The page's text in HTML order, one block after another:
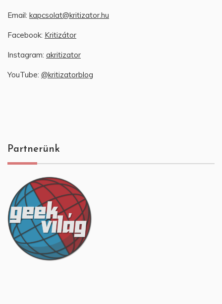
Email: kapcsolat@kritizator.hu
Facebook: Kritizátor
Instagram: akritizator
YouTube: @kritizatorblog
Partnerünk